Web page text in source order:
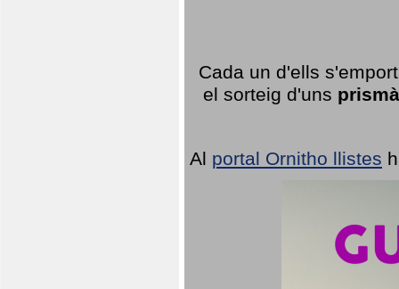
Cada un d'ells
el sorteig d'uns
Al portal Ornitho llistes